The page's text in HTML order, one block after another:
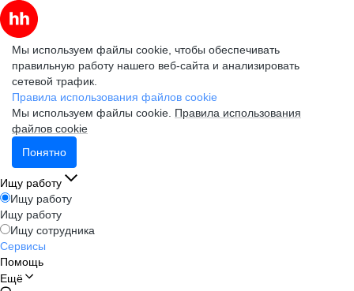
Мы используем файлы cookie, чтобы обеспечивать
правильную работу нашего веб-сайта и анализировать
сетевой трафик.
Правила использования файлов cookie
Мы используем файлы cookie. Правила использования
файлов cookie
Понятно
Ищу работу
Ищу работу
Ищу работу
Ищу сотрудника
Сервисы
Помощь
Ещё